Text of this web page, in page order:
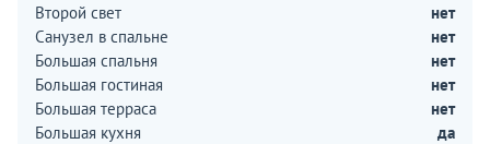
Второй свет
нет
Санузел в спальне
нет
Большая спальня
нет
Большая гостиная
нет
Большая терраса
нет
Большая кухня
да